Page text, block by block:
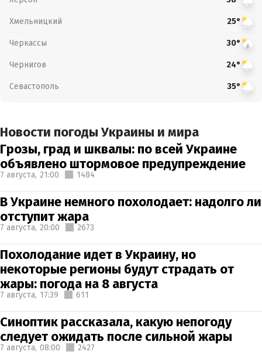
Хмельницкий 25°
Черкассы 30°
Чернигов 24°
Севастополь 35°
Новости погоды Украины и мира
Грозы, град и шквалы: по всей Украине
объявлено штормовое предупреждение
7 августа, 21:00 1484
В Украине немного похолодает: надолго ли
отступит жара
7 августа, 20:00 2673
Похолодание идет в Украину, но
некоторые регионы будут страдать от
жары: погода на 8 августа
7 августа, 17:39 611
Синоптик рассказала, какую непогоду
следует ожидать после сильной жары
7 августа, 08:00 2427